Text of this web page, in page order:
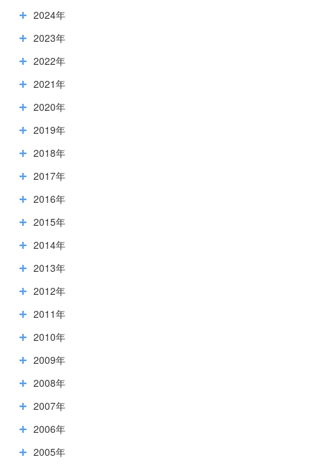
2024年
2023年
2022年
2021年
2020年
2019年
2018年
2017年
2016年
2015年
2014年
2013年
2012年
2011年
2010年
2009年
2008年
2007年
2006年
2005年